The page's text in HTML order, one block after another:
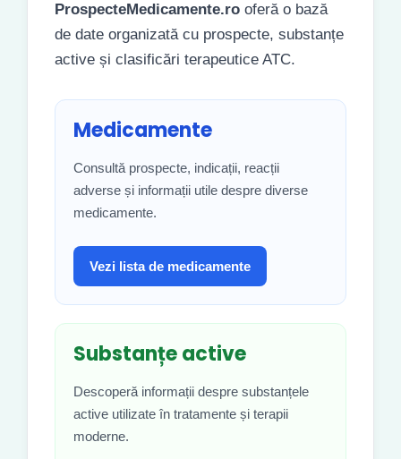
ProspecteMedicamente.ro oferă o bază
de date organizată cu prospecte, substanțe
active și clasificări terapeutice ATC.
Medicamente
Consultă prospecte, indicații, reacții
adverse și informații utile despre diverse
medicamente.
Vezi lista de medicamente
Substanțe active
Descoperă informații despre substanțele
active utilizate în tratamente și terapii
moderne.